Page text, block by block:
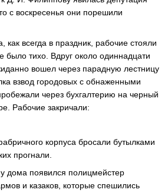
с воскресенья они порешили
как всегда в праздник, рабочие стояли
было тихо. Вдруг около одиннадцати
вошел через парадную лестницу
взвод городовых с обнаженными
через бухгалтерию на черный
Рабочие закричали:
корпуса бросали бутылками
прогнали.
дома появился полицмейстер
и казаков, которые спешились